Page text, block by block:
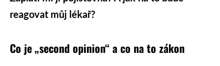
reagovat můj lékař?
Co je „second opinion“ a co na to zákon